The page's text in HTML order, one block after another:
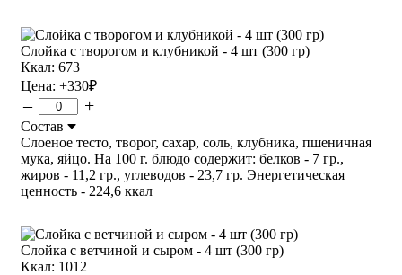
Слойка с творогом и клубникой - 4 шт (300 гр)
Ккал: 673
Цена: +330₽
– +
Состав
Слоеное тесто, творог, сахар, соль, клубника, пшеничная
мука, яйцо. На 100 г. блюдо содержит: белков - 7 гр.,
жиров - 11,2 гр., углеводов - 23,7 гр. Энергетическая
ценность - 224,6 ккал
Слойка с ветчиной и сыром - 4 шт (300 гр)
Ккал: 1012